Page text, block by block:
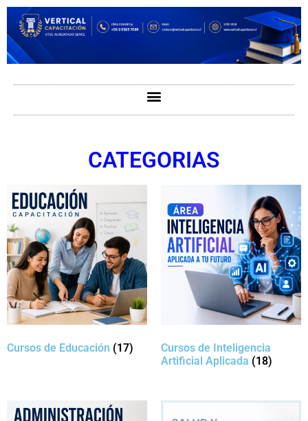
CATEGORIAS
Cursos de Educación (17)
Cursos de Inteligencia
Artificial Aplicada (18)